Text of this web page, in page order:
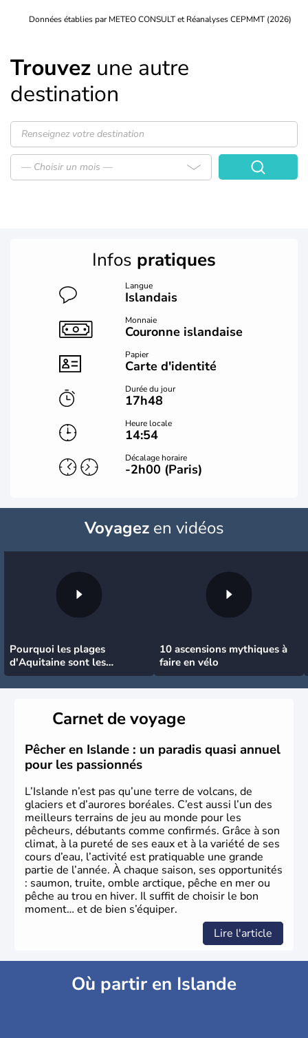
Données établies par METEO CONSULT et Réanalyses CEPMMT (2026)
Trouvez une autre
destination
— Choisir un mois —
Infos pratiques
Langue
Islandais
Monnaie
Couronne islandaise
Papier
Carte d'identité
Durée du jour
17h48
Heure locale
14:54
Décalage horaire
-2h00 (Paris)
Voyagezen vidéos
Pourquoi les plages
d'Aquitaine sont les
meilleures pour surfer
10 ascensions mythiques à
faire en vélo
Carnet de voyage
Pêcher en Islande : un paradis quasi annuel
pour les passionnés
L’Islande n’est pas qu’une terre de volcans, de
glaciers et d’aurores boréales. C’est aussi l’un des
meilleurs terrains de jeu au monde pour les
pêcheurs, débutants comme confirmés. Grâce à son
climat, à la pureté de ses eaux et à la variété de ses
cours d’eau, l’activité est pratiquable une grande
partie de l’année. À chaque saison, ses opportunités
: saumon, truite, omble arctique, pêche en mer ou
pêche au trou en hiver. Il suffit de choisir le bon
moment… et de bien s’équiper.
Lire l'article
Où partir en Islande